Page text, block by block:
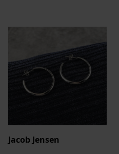
Jacob Jensen